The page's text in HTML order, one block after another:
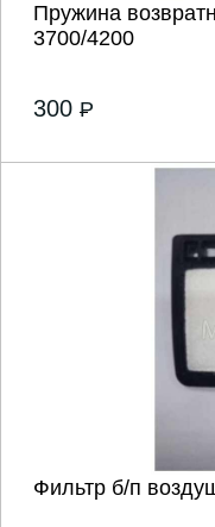
Пружина
3700/4200
300 P
Фильтр б/п